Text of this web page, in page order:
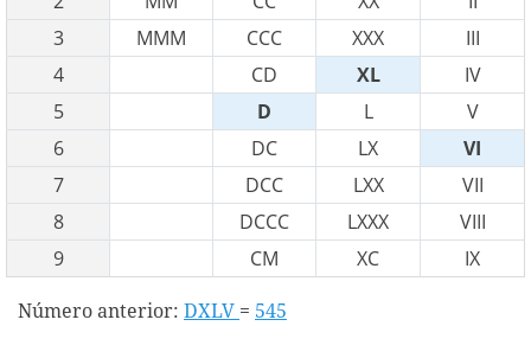
3
MMM CCC XXX
III
4
CD XL
IV
5
D L
V
6
DC LX
VI
7
DCC LXX
VII
8
DCCC LXXX
VIII
9
CM XC IX
Número anterior: DXLV = 545